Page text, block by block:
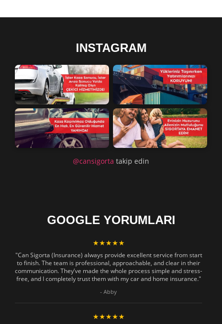
INSTAGRAM
@cansigorta takip edin
GOOGLE YORUMLARI
★★★★★
"Can Sigorta (Insurance) always provide excellent service from start
to finish. The team is professional, approachable, and clear in their
communication. They’ve made the whole process simple and stress-
free, and I completely trust them with my car and home insurance."
- Abby
★★★★★